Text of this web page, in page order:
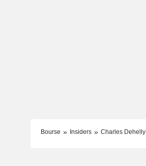
Bourse Insiders Charles Dehelly